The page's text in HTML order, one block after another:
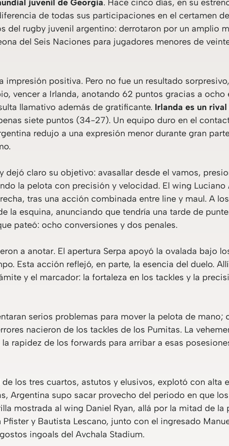
juvenil de Georgia. Hace cinco días, en su
de todas sus participaciones en el certamen
del rugby juvenil argentino: derrotaron por un amplio
del Seis Naciones para jugadores menores de
positiva. Pero no fue un resultado
vencer a Irlanda, anotando 62 puntos gracias a ocho
llamativo además de gratificante. Irlanda es un
siete puntos (34-27). Un equipo duro en el
redujo a una expresión menor durante gran
dejó claro su objetivo: avasallar desde el vamos,
la pelota con precisión y velocidad. El wing Luciano
tras una acción combinada entre line y maul. A
la esquina, anunciando que tendría una tarde de
pateó: ocho conversiones y dos penales.
a anotar. El apertura Serpa apoyó la ovalada bajo
Esta acción reflejó, en parte, la esencia del duelo.
y el marcador: la fortaleza en los tackles y la
serios problemas para mover la pelota de mano;
nacieron de los tackles de los Pumitas. La
rapidez de los forwards para arribar a esas
los tres cuartos, astutos y elusivos, explotó con alta
Argentina supo sacar provecho del periodo en que
mostrada al wing Daniel Ryan, allá por la mitad de la
y Bautista Lescano, junto con el ingresado
ingoals del Avchala Stadium.